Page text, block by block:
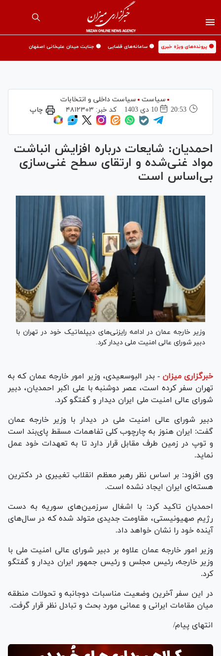
🟡 پرونده‌های ویژه خبری 🟡 سامانه‌های قضایی 🟡 جنایت میدان علیخانی اصفهان
سیاست
سیاست داخلی و انتخابات
20:53
10 دی 1403 کد خبر: ۴۸۱۲۳۰۳ چاپ
احمدیان: شایعات درباره افزایش انباشت
مواد غنی‌شده و ارتقای سطح غنی‌سازی
بی‌اساس است
وزیر خارجه عمان در ادامه رایزنی‌های دیپلماتیک خود در تهران با
دبیر شورای عالی امنیت ملی دیدار کرد.
خبرگزاری میزان - بدر البوسعیدی، وزیر امور خارجه عمان که به
تهران سفر کرده است، عصر دوشنبه با علی اکبر احمدیان، دبیر
شورای عالی امنیت ملی ایران دیدار و گفتگو کرد.
دبیر شورای عالی امنیت ملی در دیدار با وزیر خارجه عمان
گفت: ایران هنوز به چارچوب کلی تفاهمات مسقط پای‌بند است
و توپ در زمین طرف مقابل قرار دارد تا به تعهدات خود عمل
نماید.
وی افزود: بر اساس نظر رهبر معظم انقلاب تغییری در دکترین
هسته‌ای ایران ایجاد نشده است.
احمدیان تاکید کرد: با اشغال سرزمین‌های سوریه به دست
رژیم صهیونیستی، مقاومت جدیدی متولد شده که در سال‌های
آینده خود را نشان خواهد داد.
وزیر امور خارجه عمان علاوه بر دبیر شورای عالی امنیت ملی با
وزیر خارجه، رئیس مجلس و رئیس جمهور ایران دیدار و گفتگو
کرد.
در این سفر آخرین وضعیت مناسبات دوجانبه و تحولات منطقه
میان مقامات ایرانی و عمانی مورد بحث و تبادل نظر قرار گرفت.
انتهای پیام/